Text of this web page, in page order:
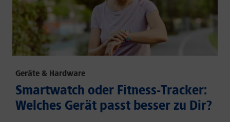
Geräte & Hardware
Smartwatch oder Fitness-Tracker:
Welches Gerät passt besser zu Dir?